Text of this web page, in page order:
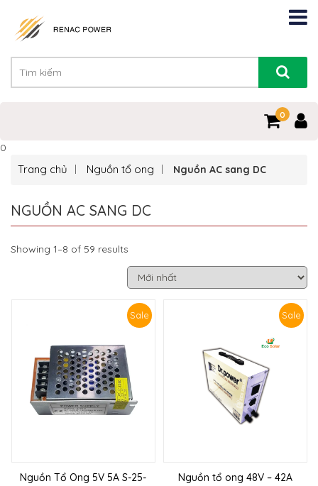
0
0
Trang chủ Nguồn tổ ong Nguồn AC sang DC
NGUỒN AC SANG DC
Showing 1–8 of 59 results
Sale
Nguồn Tổ Ong 5V 5A S-25-
Sale
Nguồn tổ ong 48V – 42A